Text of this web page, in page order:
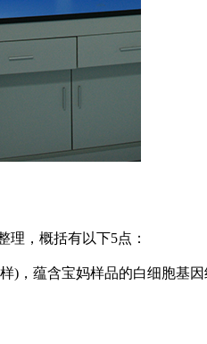
，概括有以下5点：
，蕴含宝妈样品的白细胞基因